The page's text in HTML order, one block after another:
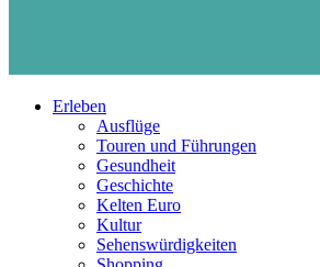
Erleben
Ausflüge
Touren und Führungen
Gesundheit
Geschichte
Kelten Euro
Kultur
Sehenswürdigkeiten